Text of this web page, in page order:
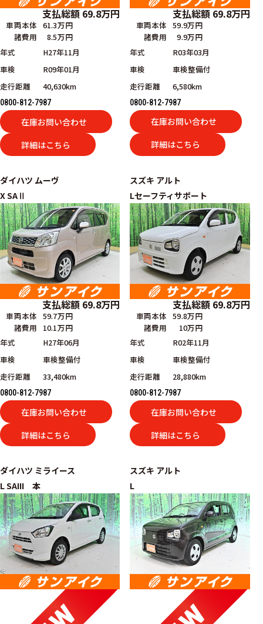
支払総額 69.8万円
車両本体 61.3万円
諸費用
8.5万円
年式
H27年11月
車検
R09年01月
走行距離
40,630km
0800-812-7987
在庫お問い合わせ
詳細はこちら
支払総額 69.8万円
車両本体 59.9万円
諸費用
9.9万円
年式
R03年03月
車検
車検整備付
走行距離
6,580km
0800-812-7987
在庫お問い合わせ
詳細はこちら
ダイハツ ムーヴ
X SAⅡ
支払総額 69.8万円
車両本体 59.7万円
諸費用
10.1万円
年式
H27年06月
車検
車検整備付
走行距離
33,480km
0800-812-7987
在庫お問い合わせ
詳細はこちら
スズキ アルト
Lセーフティサポート
支払総額 69.8万円
車両本体 59.8万円
諸費用
10万円
年式
R02年11月
車検
車検整備付
走行距離
28,880km
0800-812-7987
在庫お問い合わせ
詳細はこちら
ダイハツ ミライース
L SAIII 本
スズキ アルト
L